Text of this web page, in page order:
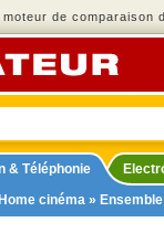
de comparaison
& Téléphonie
Home cinéma »